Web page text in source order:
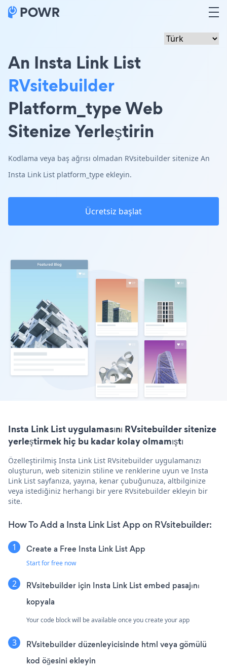
An Insta Link List
RVsitebuilder
Platform_type Web
Sitenize Yerleştirin
Kodlama veya baş ağrısı olmadan RVsitebuilder sitenize An
Insta Link List platform_type ekleyin.
Ücretsiz başlat
Insta Link List uygulamasını RVsitebuilder sitenize
yerleştirmek hiç bu kadar kolay olmamıştı
Özelleştirilmiş Insta Link List RVsitebuilder uygulamanızı
oluşturun, web sitenizin stiline ve renklerine uyun ve Insta
Link List sayfanıza, yayına, kenar çubuğunuza, altbilginize
veya istediğiniz herhangi bir yere RVsitebuilder ekleyin bir
site.
How To Add a Insta Link List App on RVsitebuilder:
Create a Free Insta Link List App
Start for free now
RVsitebuilder için Insta Link List embed pasajını
kopyala
Your code block will be available once you create your app
RVsitebuilder düzenleyicisinde html veya gömülü
kod öğesini ekleyin